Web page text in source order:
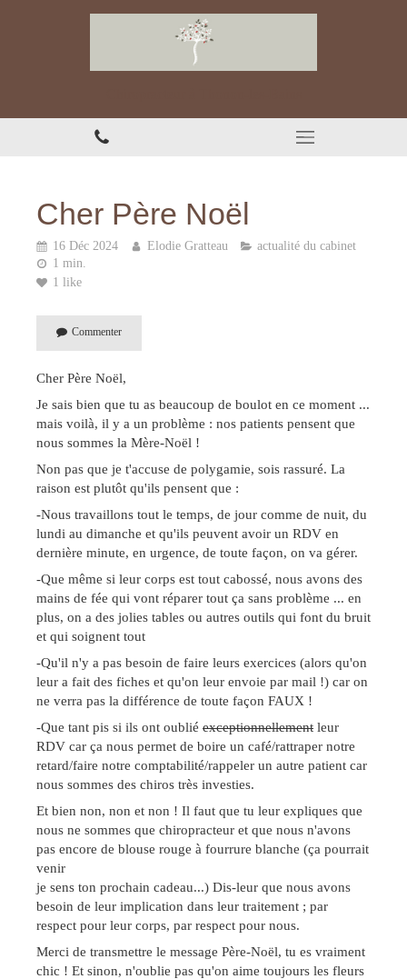
Cher Père Noël
16 Déc 2024 Elodie Gratteau
actualité du cabinet
1 min.
1 like
Commenter
Cher Père Noël,
Je sais bien que tu as beaucoup de boulot en ce moment ...
mais voilà, il y a un problème : nos patients pensent que
nous sommes la Mère-Noël !
Non pas que je t'accuse de polygamie, sois rassuré. La
raison est plutôt qu'ils pensent que :
-Nous travaillons tout le temps, de jour comme de nuit, du
lundi au dimanche et qu'ils peuvent avoir un RDV en
dernière minute, en urgence, de toute façon, on va gérer.
-Que même si leur corps est tout cabossé, nous avons des
mains de fée qui vont réparer tout ça sans problème ... en
plus, on a des jolies tables ou autres outils qui font du bruit
et qui soignent tout
-Qu'il n'y a pas besoin de faire leurs exercices (alors qu'on
leur a fait des fiches et qu'on leur envoie par mail !) car on
ne verra pas la différence de toute façon FAUX !
-Que tant pis si ils ont oublié exceptionnellement leur
RDV car ça nous permet de boire un café/rattraper notre
retard/faire notre comptabilité/rappeler un autre patient car
nous sommes des chiros très investies.
Et bien non, non et non ! Il faut que tu leur expliques que
nous ne sommes que chiropracteur et que nous n'avons
pas encore de blouse rouge à fourrure blanche (ça pourrait
venir
je sens ton prochain cadeau...) Dis-leur que nous avons
besoin de leur implication dans leur traitement ; par
respect pour leur corps, par respect pour nous.
Merci de transmettre le message Père-Noël, tu es vraiment
chic ! Et sinon, n'oublie pas qu'on aime toujours les fleurs